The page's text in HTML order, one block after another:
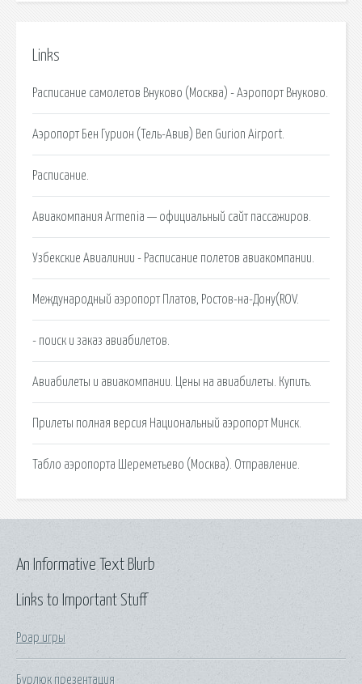
Links
Расписание самолетов Внуково (Москва) - Аэропорт Внуково.
Аэропорт Бен Гурион (Тель-Авив) Ben Gurion Airport.
Расписание.
Авиакомпания Armenia — официальный сайт пассажиров.
Узбекские Авиалинии - Расписание полетов авиакомпании.
Международный аэропорт Платов, Ростов-на-Дону(ROV.
- поиск и заказ авиабилетов.
Авиабилеты и авиакомпании. Цены на авиабилеты. Купить.
Прилеты полная версия Национальный аэропорт Минск.
Табло аэропорта Шереметьево (Москва). Отправление.
Links to Important Stuff
Роар игры
Бурлюк презентация
An Informative Text Blurb